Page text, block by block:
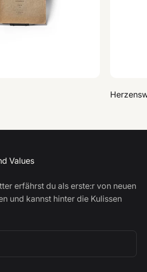
Values
erfährst du als erste:r von neuen
und kannst hinter die Kulissen